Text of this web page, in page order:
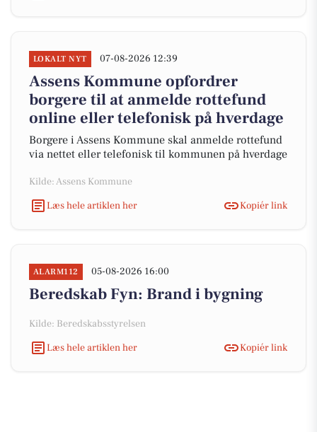
LOKALT NYT 07-08-2026 12:39
Assens Kommune opfordrer
borgere til at anmelde rottefund
online eller telefonisk på hverdage
Borgere i Assens Kommune skal anmelde rottefund
via nettet eller telefonisk til kommunen på hverdage
Kilde: Assens Kommune
Læs hele artiklen her
Kopiér link
ALARM112 05-08-2026 16:00
Beredskab Fyn: Brand i bygning
Kilde: Beredskabsstyrelsen
Læs hele artiklen her
Kopiér link